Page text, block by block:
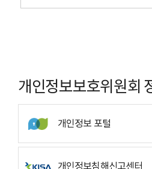
개인정보보호위원회
개인정보 포털
개인정보침해신고센터